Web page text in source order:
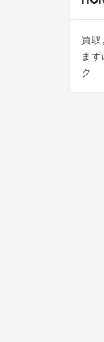
買
ま
ク